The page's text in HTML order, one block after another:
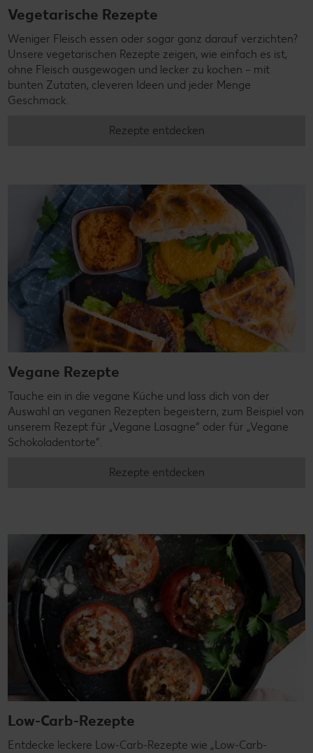
Vegetarische Rezepte
Weniger Fleisch essen oder sogar ganz darauf verzichten?
Unsere vegetarischen Rezepte zeigen, wie einfach es ist,
ohne Fleisch ausgewogen und lecker zu kochen – mit
bunten Zutaten, cleveren Ideen und jeder Menge
Geschmack.
Rezepte entdecken
Vegane Rezepte
Tauche ein in die vegane Küche und lass dich von der
Auswahl an veganen Rezepten begeistern, zum Beispiel von
unserem Rezept für „Vegane Lasagne“ oder für „Vegane
Schokoladentorte“.
Rezepte entdecken
Low-Carb-Rezepte
Entdecke leckere Low-Carb-Rezepte wie „Low-Carb-